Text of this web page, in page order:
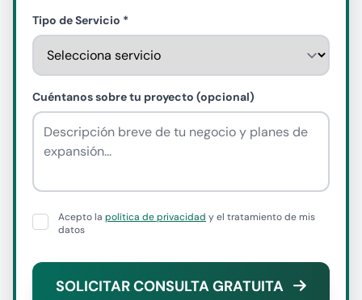
Tipo de Servicio *
Cuéntanos sobre tu proyecto (opcional)
Acepto la política de privacidad y el tratamiento de mis
datos
SOLICITAR CONSULTA GRATUITA